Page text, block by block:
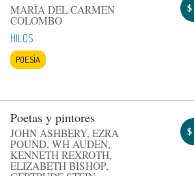
MARÌA DEL CARMEN
COLOMBO
HILOS
POESÍA
$
Poetas y pintores
JOHN ASHBERY, EZRA
POUND, WH AUDEN,
KENNETH REXROTH,
ELIZABETH BISHOP,
$